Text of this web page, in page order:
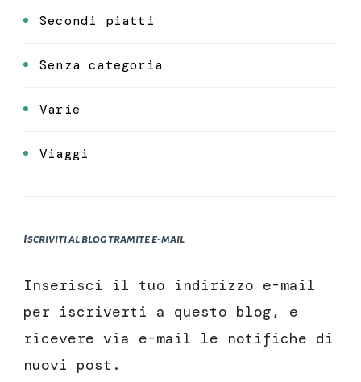
Secondi piatti
Senza categoria
Varie
Viaggi
Iscriviti al blog tramite e-mail
Inserisci il tuo indirizzo e-mail
per iscriverti a questo blog, e
ricevere via e-mail le notifiche di
nuovi post.